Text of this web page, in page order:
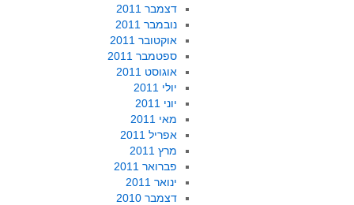
דצמבר 2011
נובמבר 2011
אוקטובר 2011
ספטמבר 2011
אוגוסט 2011
יולי 2011
יוני 2011
מאי 2011
אפריל 2011
מרץ 2011
פברואר 2011
ינואר 2011
דצמבר 2010